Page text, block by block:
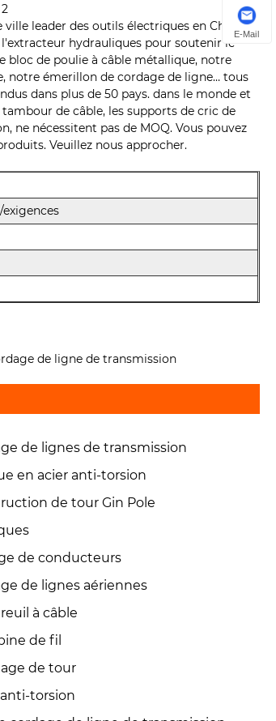
leader des outils électriques en Chine.
hydrauliques pour soutenir le
bloc de poulie à câble métallique, notre
notre émerillon de cordage de ligne… tous
dans plus de 50 pays. dans le monde et
de câble, les supports de cric de
ne nécessitent pas de MOQ. Vous pouvez
Veuillez nous approcher.
de ligne de transmission
de lignes de transmission
en acier anti-torsion
de tour Gin Pole
de conducteurs
de lignes aériennes
à câble
de fil
de tour
torsion
E-Mail